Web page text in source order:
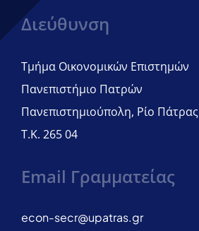
Διεύθυνση
Τμήμα Οικονομικών Επιστημών
Πανεπιστήμιο Πατρών
Πανεπιστημιούπολη, Ρίο Πάτρας
Τ.Κ. 265 04
Email Γραμματείας
econ-secr@upatras.gr